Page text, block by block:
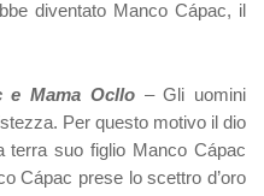
diventato Manco Cápac, il
e Mama Ocllo– Gli uomini
Per questo motivo il dio
terra suo figlio Manco Cápac
Cápac prese lo scettro d’oro